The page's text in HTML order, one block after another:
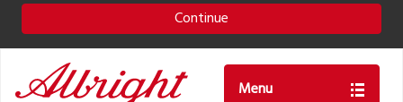
Continue
Menu